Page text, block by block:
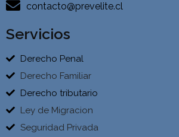
contacto@prevelite.cl
Servicios
Derecho Penal
Derecho Familiar
Derecho tributario
Ley de Migracion
Seguridad Privada